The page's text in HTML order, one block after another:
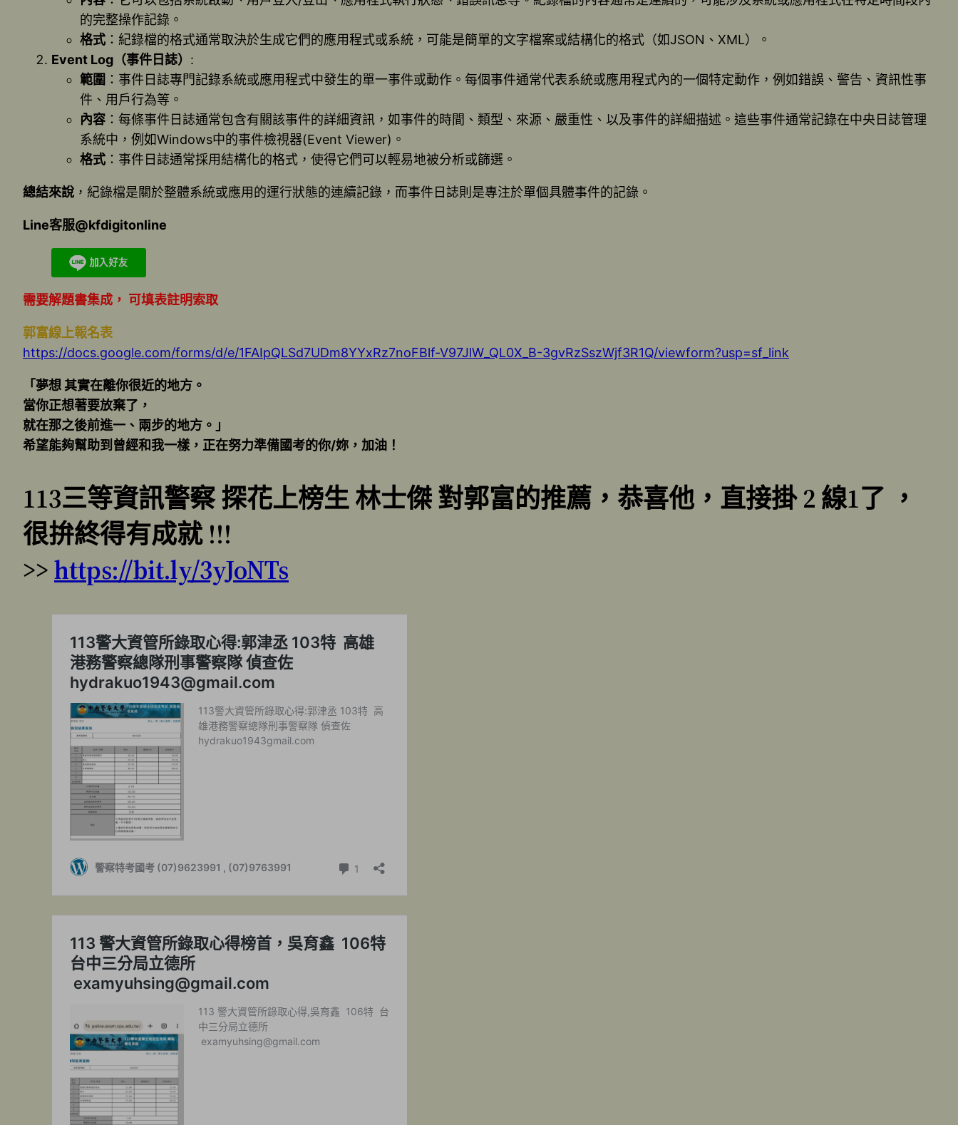
的完整操作記錄。
格式 ：紀錄檔的格式通常取決於生成它們的應用程式或系統，可能是簡單的文字檔案或結構化的格式（如JSON、XML）。
Event Log （事件日誌） :
範圍 ：事件日誌專門記錄系統或應用程式中發生的單一事件或動作。每個事件通常代表系統或應用程式內的一個特定動作，例如錯誤、警告、資訊性事
件、用戶行為等。
內容 ：每條事件日誌通常包含有關該事件的詳細資訊，如事件的時間、類型、來源、嚴重性、以及事件的詳細描述。這些事件通常記錄在中央日誌管理
系統中，例如Windows中的事件檢視器(Event Viewer)。
格式 ：事件日誌通常採用結構化的格式，使得它們可以輕易地被分析或篩選。
總結來說 ，紀錄檔是關於整體系統或應用的運行狀態的連續記錄，而事件日誌則是專注於單個具體事件的記錄。
Line客服@kfdigitonline
需要解題書集成， 可填表註明索取
郭富線上報名表
https://docs.google.com/forms/d/e/1FAIpQLSd7UDm8YYxRz7noFBlf-V97JlW_QL0X_B-3gvRzSszWjf3R1Q/viewform?usp=sf_link
「夢想 其實在離你很近的地方。
當你正想著要放棄了，
就在那之後前進一、兩步的地方。」
希望能夠幫助到曾經和我一樣，正在努力準備國考的你/妳，加油！
113三等資訊警察 探花上榜生 林士傑 對郭富的推薦，恭喜他，直接掛 2 線1了 ，
很拚終得有成就 !!!
>>https://bit.ly/3yJoNTs